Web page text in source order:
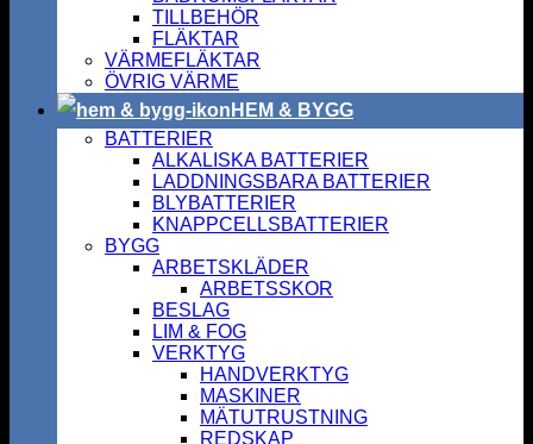
TILLBEHÖR
FLÄKTAR
VÄRMEFLÄKTAR
ÖVRIG VÄRME
HEM & BYGG
BATTERIER
ALKALISKA BATTERIER
LADDNINGSBARA BATTERIER
BLYBATTERIER
KNAPPCELLSBATTERIER
BYGG
ARBETSKLÄDER
ARBETSSKOR
BESLAG
LIM & FOG
VERKTYG
HANDVERKTYG
MASKINER
MÄTUTRUSTNING
REDSKAP